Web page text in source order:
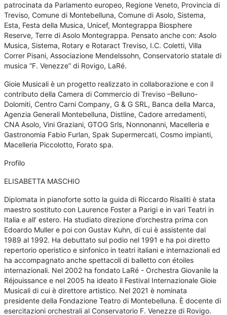
patrocinata da Parlamento europeo, Regione Veneto, Provincia di
Treviso, Comune di Montebelluna, Comune di Asolo, Sistema,
Esta, Festa della Musica, Unicef, Montegrappa Biosphere
Reserve, Terre di Asolo Montegrappa. Pensato anche con: Asolo
Musica, Sistema, Rotary e Rotaract Treviso, I.C. Coletti, Villa
Correr Pisani, Associazione Mendelssohn, Conservatorio statale di
musica “F. Venezze” di Rovigo, LaRé.
Gioie Musicali è un progetto realizzato in collaborazione e con il
contributo della Camera di Commercio di Treviso –Belluno-
Dolomiti, Centro Carni Company, G & G SRL, Banca della Marca,
Agenzia Generali Montebelluna, Distline, Cadore arredamenti,
CNA Asolo, Vini Graziani, GTOG Srls, Nonnonanni, Macelleria e
Gastronomia Fabio Furlan, Spak Supermercati, Cosmo impianti,
Macelleria Piccolotto, Forato spa.
Profilo
ELISABETTA MASCHIO
Diplomata in pianoforte sotto la guida di Riccardo Risaliti è stata
maestro sostituto con Laurence Foster a Parigi e in vari Teatri in
Italia e all’ estero. Ha studiato direzione d’orchestra prima con
Edoardo Muller e poi con Gustav Kuhn, di cui è assistente dal
1989 al 1992. Ha debuttato sul podio nel 1991 e ha poi diretto
repertorio operistico e sinfonico in teatri italiani e internazionali ed
ha accompagnato anche spettacoli di balletto con étoiles
internazionali. Nel 2002 ha fondato LaRé - Orchestra Giovanile la
Réjouissance e nel 2005 ha ideato il Festival Internazionale Gioie
Musicali di cui è direttore artistico. Nel 2021 è nominata
presidente della Fondazione Teatro di Montebelluna. È docente di
esercitazioni orchestrali al Conservatorio F. Venezze di Rovigo.